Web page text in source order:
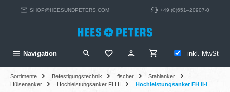
springenSHOP@HEESUNDPETERS.COM +49 (0)651–20907-0
Navigation inkl. MwSt
Sortimente Befestigungstechnik fischer
Stahlanker
Hülsenanker
Hochleistungsanker FH II Hochleistungsanker FH II-I